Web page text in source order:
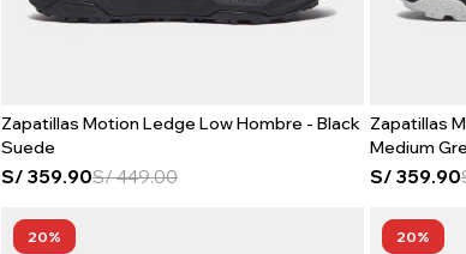
Zapatillas Motion Ledge Low Hombre - Black
Suede
S/ 359.90S/449.00
Zapatillas
Medium
S/ 359.90
20 20